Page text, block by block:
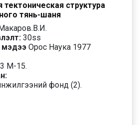
структура
тянь-шаня
30ss
мэдээ Орос Наука 1977
М-15.
фонд (2).